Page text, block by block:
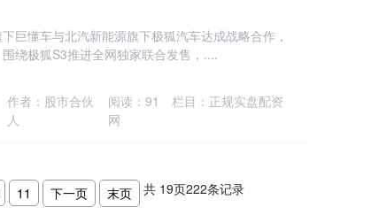
巨懂车与北汽新能源旗下极狐汽车达成战略合作，
绕极狐S3推进全网独家联合发售，....
作者：股市合伙
人
阅读： 91 栏目： 正规实盘配资
网
11 下一页 末页 共 19页222条记录